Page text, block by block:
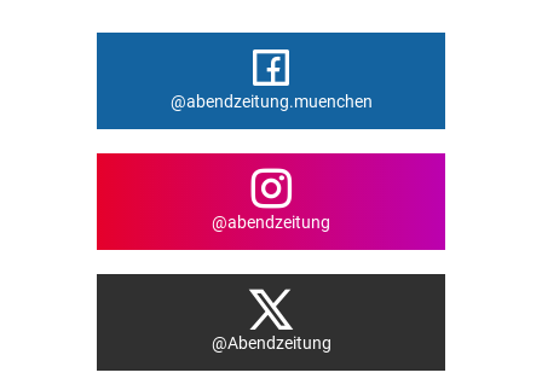
@abendzeitung.muenchen
@abendzeitung
@Abendzeitung